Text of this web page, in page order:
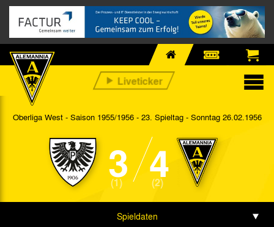
Oberliga West - Saison 1955/1956 - 23. Spieltag - Sonntag 26.02.1956
3
(1) 4
(2)
Spieldaten